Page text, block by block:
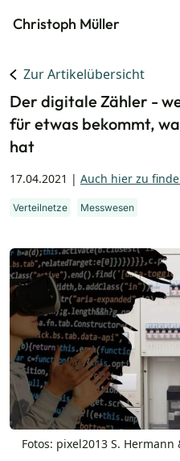
Christoph Müller
Zur Artikelübersicht
Der digitale Zähler -
für etwas bekommt,
hat
17.04.2021 | Auch hier zu
Verteilnetze Messwesen
Fotos: pixel2013 S. Hermann